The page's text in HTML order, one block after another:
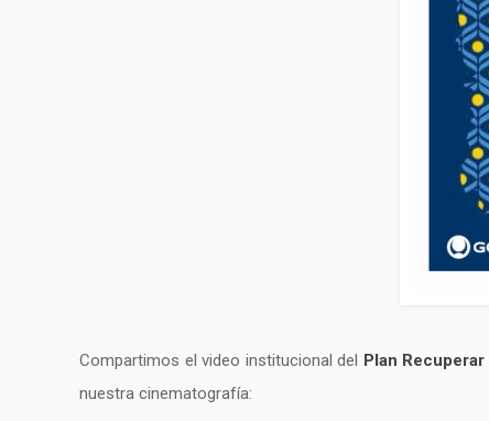
Compartimos el video institucional del Plan Recuperar
nuestra cinematografía: